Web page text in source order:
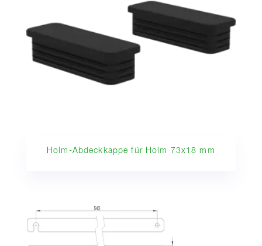
Holm-Abdeckkappe für Holm 73x18 mm